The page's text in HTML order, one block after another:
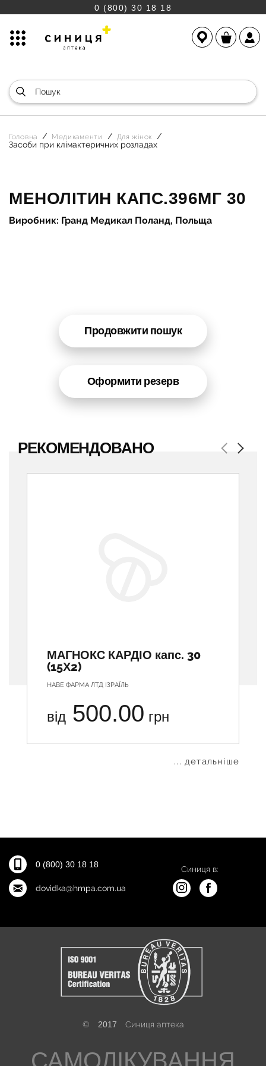
0 (800) 30 18 18
Головна Медикаменти Для жінок
Засоби при клімактеричних розладах
МЕНОЛІТИН КАПС.396МГ 30
Виробник: Гранд Медикал Поланд, Польща
Продовжити пошук
Оформити резерв
РЕКОМЕНДОВАНО Previous
МАГНОКС КАРДІО капс. 30
(15Х2)
НАВЕ ФАРМА ЛТД ІЗРАЇЛЬ
від 500.00 грн
... детальніше
Next
0 (800) 30 18 18
dovidka@hmpa.com.ua
Синиця в:
© 2017 Синиця аптека
САМОЛІКУВАННЯ